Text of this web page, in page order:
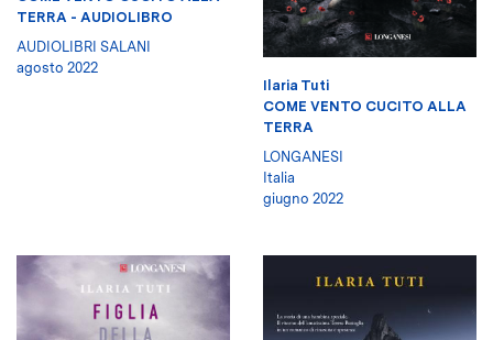
TERRA - AUDIOLIBRO
AUDIOLIBRI SALANI
agosto 2022
Ilaria Tuti
COME VENTO CUCITO ALLA
TERRA
LONGANESI
Italia
giugno 2022